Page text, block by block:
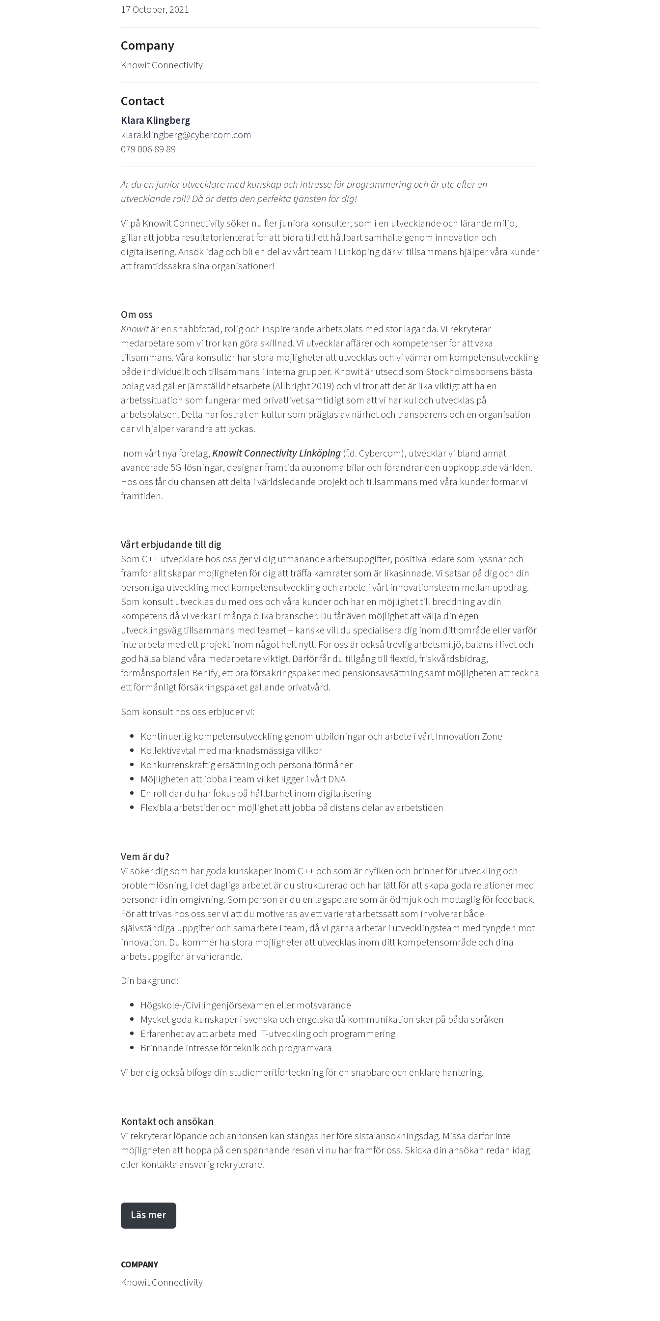
17 October, 2021
Company
Knowit Connectivity
Contact
Klara Klingberg
klara.klingberg@cybercom.com
079 006 89 89
Är du en junior utvecklare med kunskap och intresse för programmering och är ute efter en
utvecklande roll? Då är detta den perfekta tjänsten för dig!
Vi på Knowit Connectivity söker nu fler juniora konsulter, som i en utvecklande och lärande miljö,
gillar att jobba resultatorienterat för att bidra till ett hållbart samhälle genom innovation och
digitalisering. Ansök idag och bli en del av vårt team i Linköping där vi tillsammans hjälper våra kunder
att framtidssäkra sina organisationer!
Om oss
Knowitär en snabbfotad, rolig och inspirerande arbetsplats med stor laganda. Vi rekryterar
medarbetare som vi tror kan göra skillnad. Vi utvecklar affärer och kompetenser för att växa
tillsammans. Våra konsulter har stora möjligheter att utvecklas och vi värnar om kompetensutveckling
både individuellt och tillsammans i interna grupper. Knowit är utsedd som Stockholmsbörsens bästa
bolag vad gäller jämställdhetsarbete (Allbright 2019) och vi tror att det är lika viktigt att ha en
arbetssituation som fungerar med privatlivet samtidigt som att vi har kul och utvecklas på
arbetsplatsen. Detta har fostrat en kultur som präglas av närhet och transparens och en organisation
där vi hjälper varandra att lyckas.
Inom vårt nya företag,Knowit Connectivity Linköping(f.d. Cybercom), utvecklar vi bland annat
avancerade 5G-lösningar, designar framtida autonoma bilar och förändrar den uppkopplade världen.
Hos oss får du chansen att delta i världsledande projekt och tillsammans med våra kunder formar vi
framtiden.
Vårt erbjudande till dig
Som C++ utvecklare hos oss ger vi dig utmanande arbetsuppgifter, positiva ledare som lyssnar och
framför allt skapar möjligheten för dig att träffa kamrater som är likasinnade. Vi satsar på dig och din
personliga utveckling med kompetensutveckling och arbete i vårt innovationsteam mellan uppdrag.
Som konsult utvecklas du med oss och våra kunder och har en möjlighet till breddning av din
kompetens då vi verkar i många olika branscher. Du får även möjlighet att välja din egen
utvecklingsväg tillsammans med teamet – kanske vill du specialisera dig inom ditt område eller varför
inte arbeta med ett projekt inom något helt nytt. För oss är också trevlig arbetsmiljö, balans i livet och
god hälsa bland våra medarbetare viktigt. Därför får du tillgång till flextid, friskvårdsbidrag,
förmånsportalen Benify, ett bra försäkringspaket med pensionsavsättning samt möjligheten att teckna
ett förmånligt försäkringspaket gällande privatvård.
Som konsult hos oss erbjuder vi:
Kontinuerlig kompetensutveckling genom utbildningar och arbete i vårt Innovation Zone
Kollektivavtal med marknadsmässiga villkor
Konkurrenskraftig ersättning och personalförmåner
Möjligheten att jobba i team vilket ligger i vårt DNA
En roll där du har fokus på hållbarhet inom digitalisering
Flexibla arbetstider och möjlighet att jobba på distans delar av arbetstiden
Vem är du?
Vi söker dig som har goda kunskaper inom C++ och som är nyfiken och brinner för utveckling och
problemlösning. I det dagliga arbetet är du strukturerad och har lätt för att skapa goda relationer med
personer i din omgivning. Som person är du en lagspelare som är ödmjuk och mottaglig för feedback.
För att trivas hos oss ser vi att du motiveras av ett varierat arbetssätt som involverar både
självständiga uppgifter och samarbete i team, då vi gärna arbetar i utvecklingsteam med tyngden mot
innovation. Du kommer ha stora möjligheter att utvecklas inom ditt kompetensområde och dina
arbetsuppgifter är varierande.
Din bakgrund:
Högskole-/Civilingenjörsexamen eller motsvarande
Mycket goda kunskaper i svenska och engelska då kommunikation sker på båda språken
Erfarenhet av att arbeta med IT-utveckling och programmering
Brinnande intresse för teknik och programvara
Vi ber dig också bifoga din studiemeritförteckning för en snabbare och enklare hantering.
Kontakt och ansökan
Vi rekryterar löpande och annonsen kan stängas ner före sista ansökningsdag. Missa därför inte
möjligheten att hoppa på den spännande resan vi nu har framför oss. Skicka din ansökan redan idag
eller kontakta ansvarig rekryterare.
Läs mer
COMPANY
Knowit Connectivity